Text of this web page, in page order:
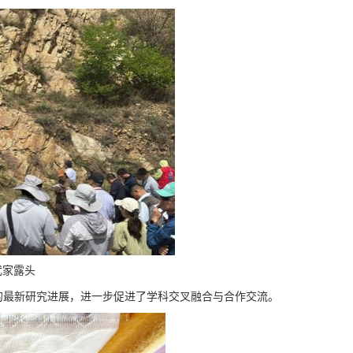
家露头
新研究进展，进一步促进了学科交叉融合与合作交流。